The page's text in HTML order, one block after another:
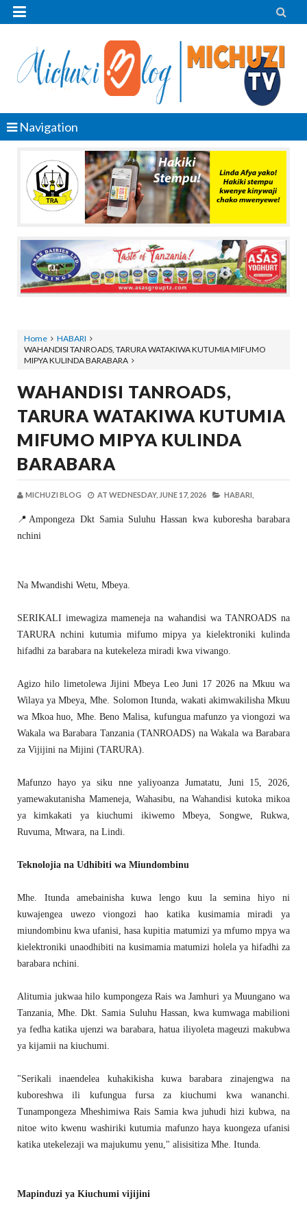
 
Navigation
Home
HABARI
WAHANDISI TANROADS, TARURA WATAKIWA KUTUMIA MIFUMO
MIPYA KULINDA BARABARA
WAHANDISI TANROADS,
TARURA WATAKIWA KUTUMIA
MIFUMO MIPYA KULINDA
BARABARA
MICHUZI BLOG AT WEDNESDAY, JUNE 17, 2026 HABARI,
📍Ampongeza Dkt Samia Suluhu Hassan kwa kuboresha barabara
nchini
Na Mwandishi Wetu, Mbeya.
SERIKALI imewagiza mameneja na wahandisi wa TANROADS na
TARURA nchini kutumia mifumo mipya ya kielektroniki kulinda
hifadhi za barabara na kutekeleza miradi kwa viwango.
Agizo hilo limetolewa Jijini Mbeya Leo Juni 17 2026 na Mkuu wa
Wilaya ya Mbeya, Mhe. Solomon Itunda, wakati akimwakilisha Mkuu
wa Mkoa huo, Mhe. Beno Malisa, kufungua mafunzo ya viongozi wa
Wakala wa Barabara Tanzania (TANROADS) na Wakala wa Barabara
za Vijijini na Mijini (TARURA).
Mafunzo hayo ya siku nne yaliyoanza Jumatatu, Juni 15, 2026,
yamewakutanisha Mameneja, Wahasibu, na Wahandisi kutoka mikoa
ya kimkakati ya kiuchumi ikiwemo Mbeya, Songwe, Rukwa,
Ruvuma, Mtwara, na Lindi.
Teknolojia na Udhibiti wa Miundombinu
Mhe. Itunda amebainisha kuwa lengo kuu la semina hiyo ni
kuwajengea uwezo viongozi hao katika kusimamia miradi ya
miundombinu kwa ufanisi, hasa kupitia matumizi ya mfumo mpya wa
kielektroniki unaodhibiti na kusimamia matumizi holela ya hifadhi za
barabara nchini.
Alitumia jukwaa hilo kumpongeza Rais wa Jamhuri ya Muungano wa
Tanzania, Mhe. Dkt. Samia Suluhu Hassan, kwa kumwaga mabilioni
ya fedha katika ujenzi wa barabara, hatua iliyoleta mageuzi makubwa
ya kijamii na kiuchumi.
"Serikali inaendelea kuhakikisha kuwa barabara zinajengwa na
kuboreshwa ili kufungua fursa za kiuchumi kwa wananchi.
Tunampongeza Mheshimiwa Rais Samia kwa juhudi hizi kubwa, na
nitoe wito kwenu washiriki kutumia mafunzo haya kuongeza ufanisi
katika utekelezaji wa majukumu yenu," alisisitiza Mhe. Itunda.
Mapinduzi ya Kiuchumi vijijini